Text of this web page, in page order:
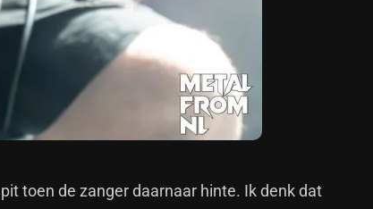
toen de zanger daarnaar hinte. Ik denk dat